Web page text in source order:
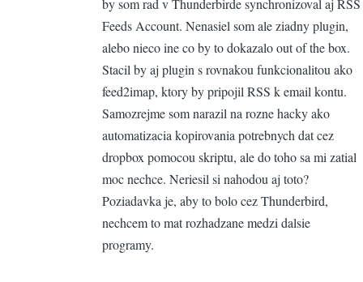
by
Petr
Zemek
by som rad v Thunderbirde synchronizoval aj RSS
Feeds Account. Nenasiel som ale ziadny plugin,
alebo nieco ine co by to dokazalo out of the box.
Stacil by aj plugin s rovnakou funkcionalitou ako
feed2imap, ktory by pripojil RSS k email kontu.
Samozrejme som narazil na rozne hacky ako
automatizacia kopirovania potrebnych dat cez
dropbox pomocou skriptu, ale do toho sa mi zatial
moc nechce. Neriesil si nahodou aj toto?
Poziadavka je, aby to bolo cez Thunderbird,
nechcem to mat rozhadzane medzi dalsie
programy.